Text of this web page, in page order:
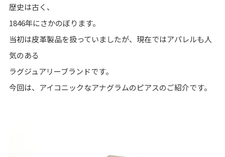
歴史は古く、
1846年にさかのぼります。
当初は皮革製品を扱っていましたが、現在ではアパレルも人
気のある
ラグジュアリーブランドです。
今回は、アイコニックなアナグラムのピアスのご紹介です。